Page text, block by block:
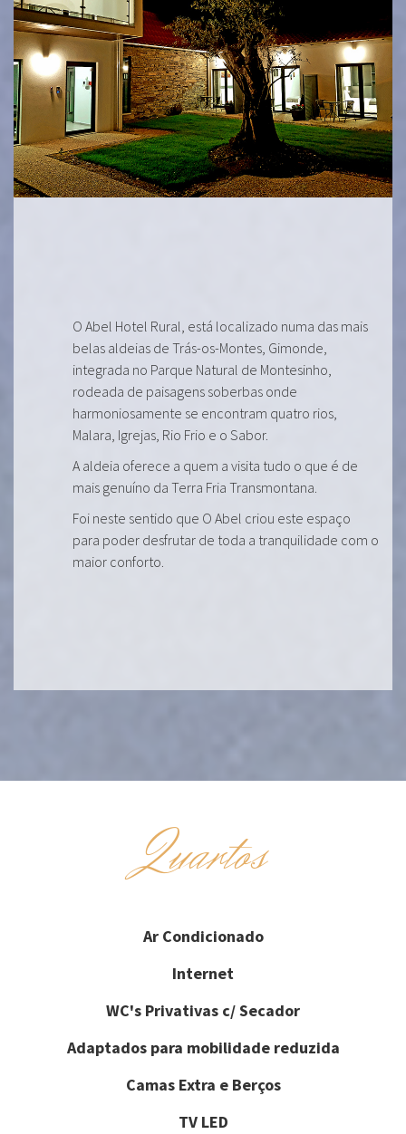
O Abel Hotel Rural, está localizado numa das mais
belas aldeias de Trás-os-Montes, Gimonde,
integrada no Parque Natural de Montesinho,
rodeada de paisagens soberbas onde
harmoniosamente se encontram quatro rios,
Malara, Igrejas, Rio Frio e o Sabor.
A aldeia oferece a quem a visita tudo o que é de
mais genuíno da Terra Fria Transmontana.
Foi neste sentido que O Abel criou este espaço
para poder desfrutar de toda a tranquilidade com o
maior conforto.
Quartos
Ar Condicionado
Internet
WC's Privativas c/ Secador
Adaptados para mobilidade reduzida
Camas Extra e Berços
TV LED